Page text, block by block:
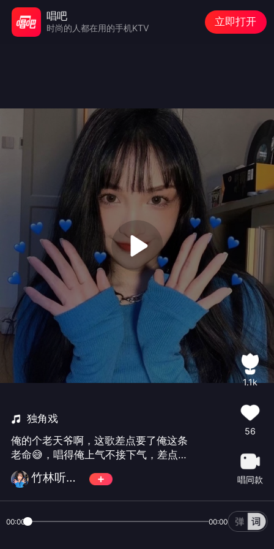
独角戏
俺的个老天爷啊，这歌差点要了俺这条
老命😅，唱得俺上气不接下气，差点一
口气没上来就去那边报道啦哈哈哈😂😂
许茹芸苦情歌😝😝##
竹林听雨🕊
1.1k
56
唱同款
00:00 00:00
唱吧
时尚的人都在用的手机KTV
立即打开